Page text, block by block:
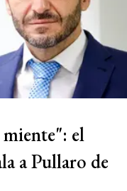
el
a Pullaro de